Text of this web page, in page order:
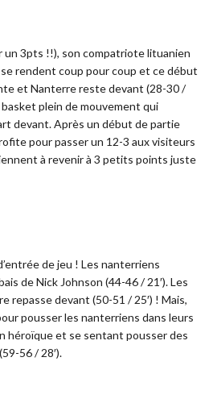
un 3pts !!), son compatriote lituanien
rendent coup pour coup et ce début
et Nanterre reste devant (28-30 /
plein de mouvement qui
devant. Après un début de partie
pour passer un 12-3 aux visiteurs
à revenir à 3 petits points juste
de jeu ! Les nanterriens
de Nick Johnson (44-46 / 21′). Les
repasse devant (50-51 / 25′) ! Mais,
pousser les nanterriens dans leurs
héroïque et se sentant pousser des
56 / 28′).